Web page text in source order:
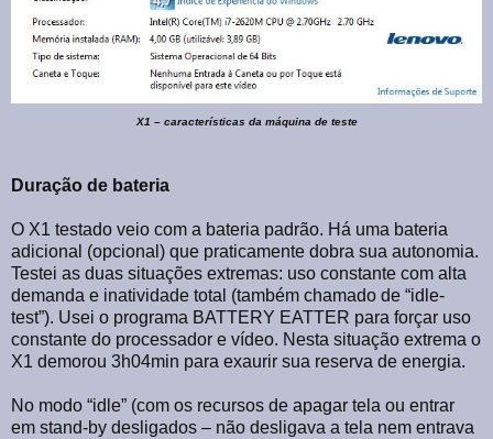
X1 – características da máquina de teste
Duração de bateria
O X1 testado veio com a bateria padrão. Há uma bateria
adicional (opcional) que praticamente dobra sua autonomia.
Testei as duas situações extremas: uso constante com alta
demanda e inatividade total (também chamado de “idle-
test”). Usei o programa BATTERY EATTER para forçar uso
constante do processador e vídeo. Nesta situação extrema o
X1 demorou 3h04min para exaurir sua reserva de energia.
No modo “idle” (com os recursos de apagar tela ou entrar
em stand-by desligados – não desligava a tela nem entrava